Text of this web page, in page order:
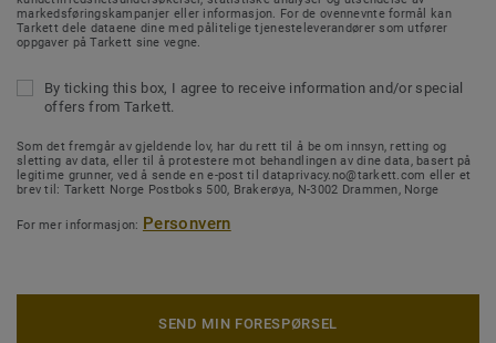
markedsføringskampanjer eller informasjon. For de ovennevnte formål kan
Tarkett dele dataene dine med pålitelige tjenesteleverandører som utfører
oppgaver på Tarkett sine vegne.
By ticking this box, I agree to receive information and/or special
offers from Tarkett.
Som det fremgår av gjeldende lov, har du rett til å be om innsyn, retting og
sletting av data, eller til å protestere mot behandlingen av dine data, basert på
legitime grunner, ved å sende en e-post til dataprivacy.no@tarkett.com eller et
brev til: Tarkett Norge Postboks 500, Brakerøya, N-3002 Drammen, Norge
For mer informasjon: Personvern
SEND MIN FORESPØRSEL